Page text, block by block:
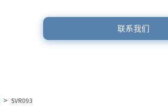
联系我们
> SVR093